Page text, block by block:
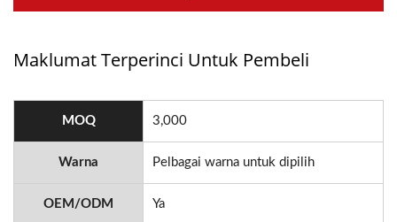
Maklumat Terperinci Untuk Pembeli
MOQ 3,000
Warna Pelbagai warna untuk dipilih
OEM/ODM Ya